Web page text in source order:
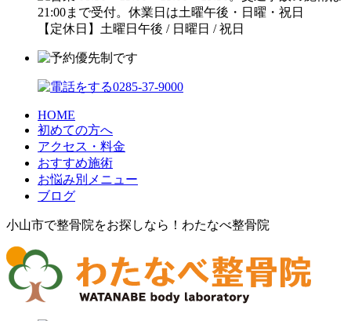
【定休日】土曜日午後 / 日曜日 / 祝日
HOME
初めての方へ
アクセス・料金
おすすめ施術
お悩み別メニュー
ブログ
小山市で整骨院をお探しなら！わたなべ整骨院